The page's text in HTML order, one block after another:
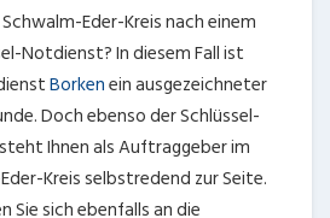
Eder-Kreis nach einem
Notdienst? In diesem Fall ist
Borkenein ausgezeichneter
Doch ebenso der Schlüssel-
steht Ihnen als Auftraggeber im
Kreis selbstredend zur Seite.
Sie sich ebenfalls an die